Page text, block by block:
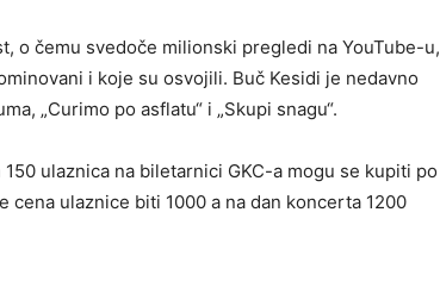
o čemu svedoče milionski pregledi na YouTube-u,
i koje su osvojili. Buč Kesidi je nedavno
„Curimo po asflatu“ i „Skupi snagu“.
ulaznica na biletarnici GKC-a mogu se kupiti po
ulaznice biti 1000 a na dan koncerta 1200